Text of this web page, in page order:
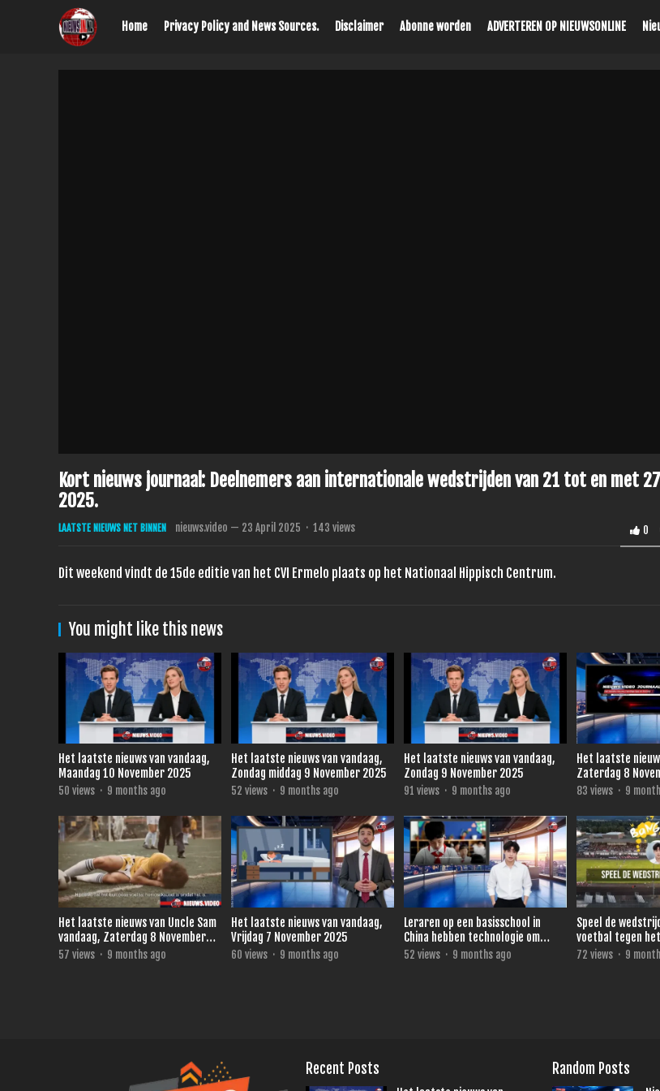
Home Privacy Policy and News Sources. Disclaimer Abonne worden ADVERTEREN OP NIEUWSONLINE
Kort nieuws journaal: Deelnemers aan internationale wedstrijden van 21 tot en met
2025.
LAATSTE NIEUWS NET BINNEN nieuws.video — 23 April 2025 · 143 views 0
Dit weekend vindt de 15de editie van het CVI Ermelo plaats op het Nationaal Hippisch Centrum.
You might like this news
Het laatste nieuws van vandaag,
Maandag 10 November 2025
50 views · 9 months ago
Het laatste nieuws van vandaag,
Zondag middag 9 November 2025
52 views · 9 months ago
Het laatste nieuws van vandaag,
Zondag 9 November 2025
91 views · 9 months ago
Het laatste
Zaterdag 8
83 views · 9
Het laatste nieuws van Uncle Sam
vandaag, Zaterdag 8 November
2025
57 views · 9 months ago
Het laatste nieuws van vandaag,
Vrijdag 7 November 2025
60 views · 9 months ago
Leraren op een basisschool in
China hebben technologie om
direct te zien wie niet oplet.
52 views · 9 months ago
Speel de
voetbal tegen
van Ronald de
72 views · 9
Recent Posts Random Posts